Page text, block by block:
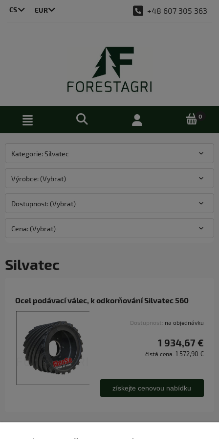
CS +48 607 305 363
Kategorie: Silvatec
Výrobce: (Vybrat)
Dostupnost: (Vybrat)
Cena: (Vybrat)
Silvatec
Ocel podávací válec, k odkorňování Silvatec 560
Dostupnost: na objednávku
1 934,67 €
čistá cena: 1 572,90 €
získejte cenovou nabídku